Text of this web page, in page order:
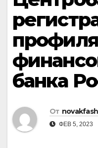
банка
От
ФЕВ 5, 2023